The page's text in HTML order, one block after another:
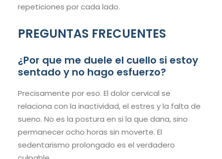
repeticiones por cada lado.
PREGUNTAS FRECUENTES
¿Por que me duele el cuello si estoy
sentado y no hago esfuerzo?
Precisamente por eso. El dolor cervical se
relaciona con la inactividad, el estres y la falta de
sueno. No es la postura en si la que dana, sino
permanecer ocho horas sin moverte. El
sedentarismo prolongado es el verdadero